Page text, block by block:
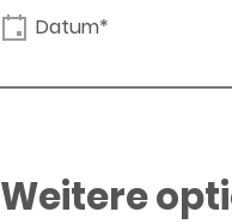
Datum*
Weitere